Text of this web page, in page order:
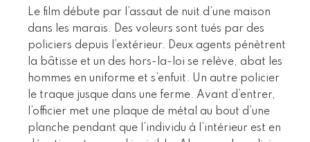
Le film débute par l’assaut de nuit d’une maison
dans les marais. Des voleurs sont tués par des
policiers depuis l’extérieur. Deux agents pénètrent
la bâtisse et un des hors-la-loi se relève, abat les
hommes en uniforme et s’enfuit. Un autre policier
le traque jusque dans une ferme. Avant d’entrer,
l’officier met une plaque de métal au bout d’une
planche pendant que l’individu à l’intérieur est en